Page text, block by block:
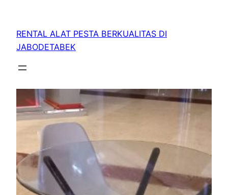
RENTAL ALAT PESTA BERKUALITAS DI
JABODETABEK